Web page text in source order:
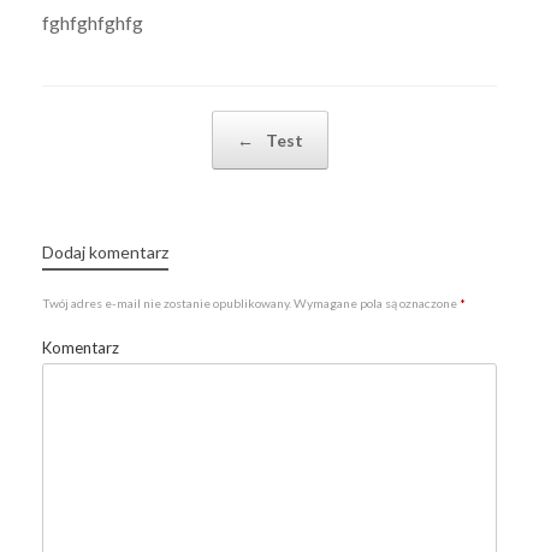
fghfghfghfg
← Test
Dodaj komentarz
Twój adres e-mail nie zostanie opublikowany. Wymagane pola są oznaczone *
Komentarz